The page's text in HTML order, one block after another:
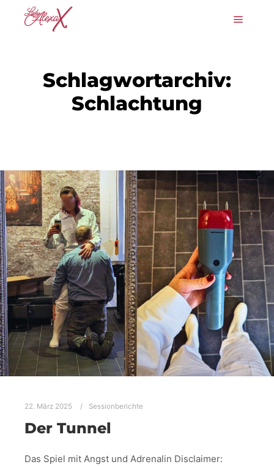
Schlagwortarchiv:
Schlachtung
22. März 2025 Sessionberichte
Der Tunnel
Das Spiel mit Angst und Adrenalin Disclaimer: